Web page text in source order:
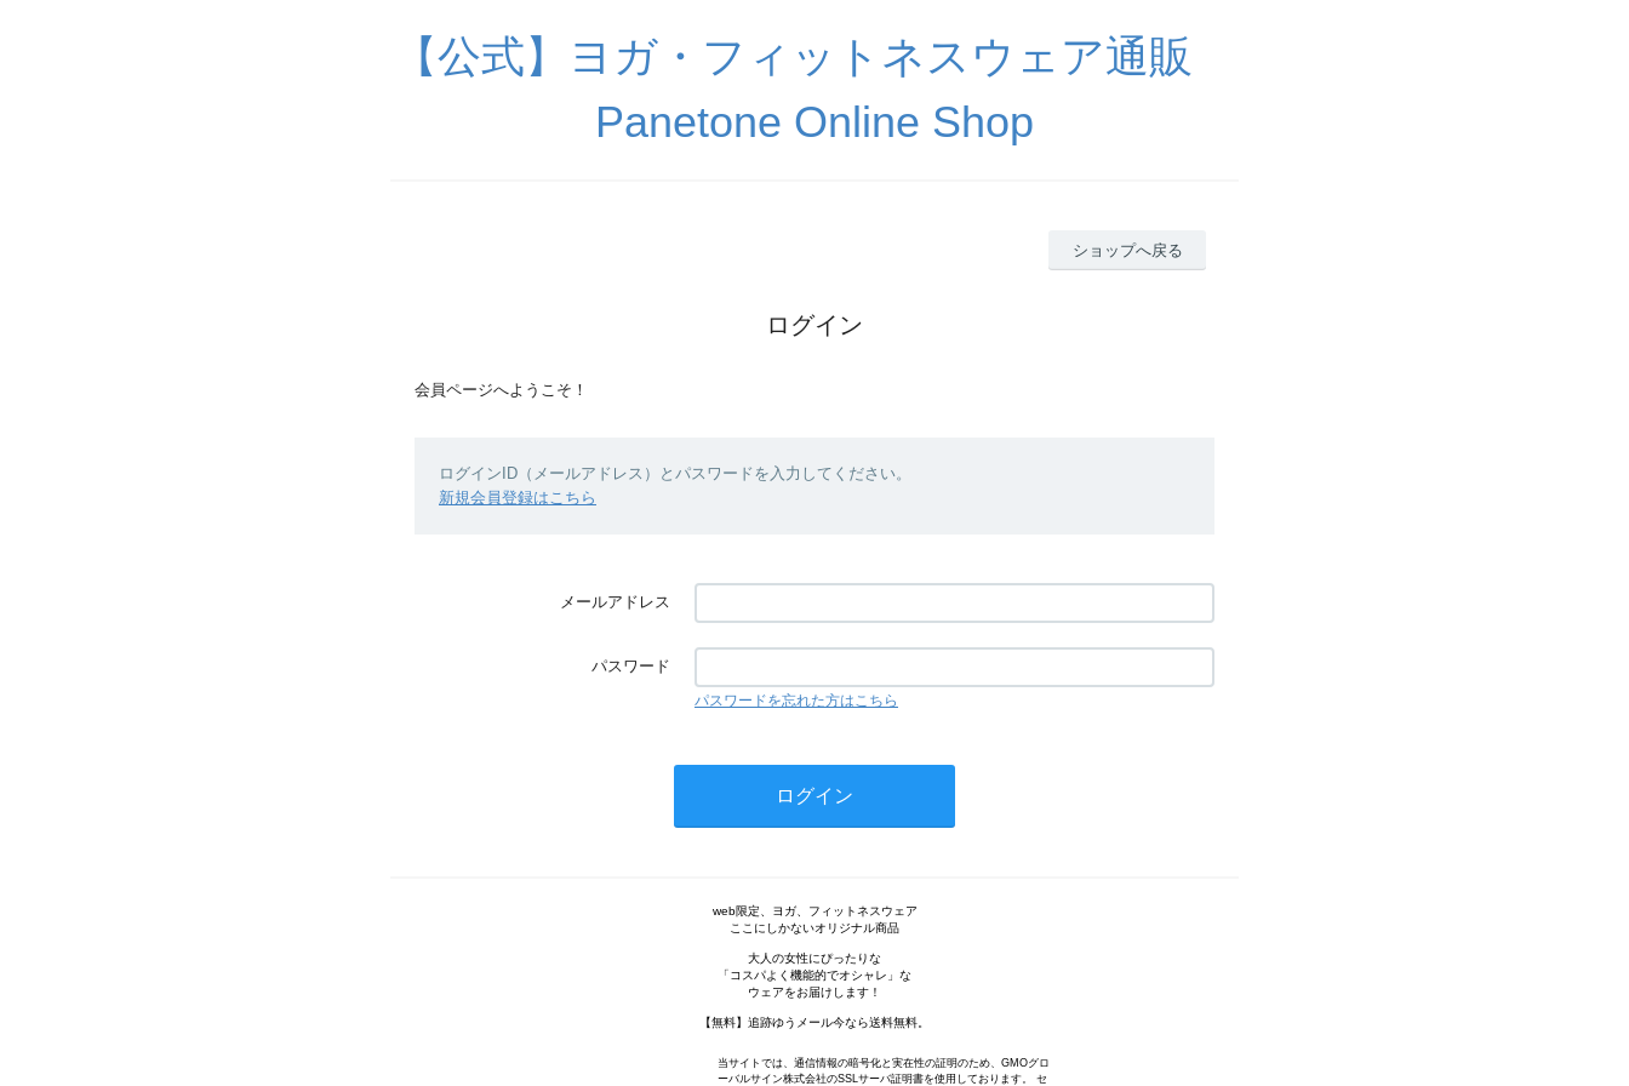
【公式】ヨガ・フィットネスウェア通販
Panetone Online Shop
ショップへ戻る
ログイン
会員ページへようこそ！
ログインID（メールアドレス）とパスワードを入力してください。
新規会員登録はこちら
メールアドレス
パスワード
パスワードを忘れた方はこちら
web限定、ヨガ、フィットネスウェア
ここにしかないオリジナル商品
大人の女性にぴったりな
「コスパよく機能的でオシャレ」な
ウェアをお届けします！
【無料】追跡ゆうメール今なら送料無料。
当サイトでは、通信情報の暗号化と実在性の証明のため、GMOグロ
ーバルサイン株式会社のSSLサーバ証明書を使用しております。 セ